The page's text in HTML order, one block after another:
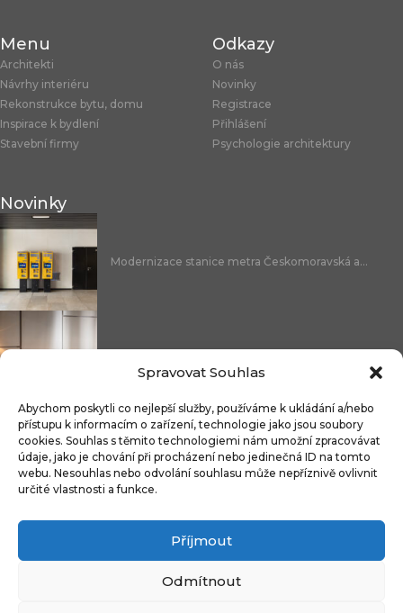
Spravovat Souhlas
Abychom poskytli co nejlepší služby, používáme k ukládání a/nebo
přístupu k informacím o zařízení, technologie jako jsou soubory
cookies. Souhlas s těmito technologiemi nám umožní zpracovávat
údaje, jako je chování při procházení nebo jedinečná ID na tomto
webu. Nesouhlas nebo odvolání souhlasu může nepříznivě ovlivnit
určité vlastnosti a funkce.
Příjmout
Odmítnout
Menu
Architekti
Návrhy interiéru
Rekonstrukce bytu, domu
Inspirace k bydlení
Stavební firmy
Odkazy
O nás
Novinky
Registrace
Přihlášení
Psychologie architektury
Novinky
Modernizace stanice metra Českomoravská a...
Čistitelné látky s technologií FibreGuard®:...